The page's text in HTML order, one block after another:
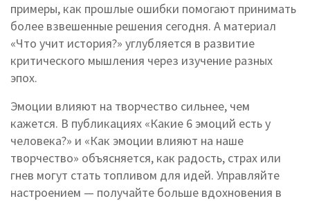
примеры, как прошлые ошибки помогают принимать
более взвешенные решения сегодня. А материал
«Что учит история?» углубляется в развитие
критического мышления через изучение разных
эпох.
Эмоции влияют на творчество сильнее, чем
кажется. В публикациях «Какие 6 эмоций есть у
человека?» и «Как эмоции влияют на наше
творчество» объясняется, как радость, страх или
гнев могут стать топливом для идей. Управляйте
настроением — получайте больше вдохновения в